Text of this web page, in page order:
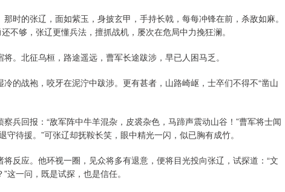
时的张辽，面如紫玉，身披玄甲，手持长戟，每每冲锋在前，杀敌如麻。
不够，张辽更懂兵法，擅抓战机，屡次在危局中力挽狂澜。
。北征乌桓，路途遥远，曹军长途跋涉，早已人困马乏。
的战袍，咬牙在泥泞中跋涉。更有甚者，山路崎岖，士卒们不得不“凿山
兵回报：“敌军阵中牛羊混杂，皮裘杂色，马蹄声震动山谷！”曹军将士闻
待援。”可张辽却抚鞍长笑，眼中精光一闪，似已胸有成竹。
反应。他环视一圈，见众将多有退意，便将目光投向张辽，试探道：“文
一问，既是试探，也是信任。